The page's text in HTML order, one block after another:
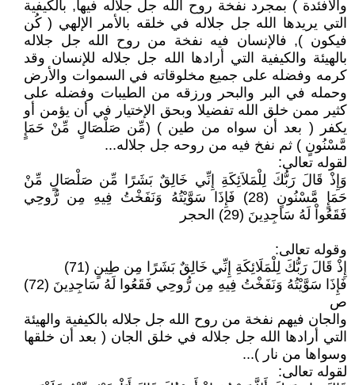
والأفئدة ) بمجرد نفخة روح الله جل جلاله فيها, بالكيفية
التي يريدها الله جل جلاله في خلقه بالأمر الإلهي ( كُن
فيكون ), فالإنسان فيه نفخة من روح الله جل جلاله
بالهيئة والكيفية التي أرادها الله جل جلاله للإنسان وقد
كرمه وفضله على جميع مخلوقاته في السموات والأرض
وحمله في البر والبحر ورزقه من الطيبات وفضله على
كثير ممن خلق الله تفضيلا وبحق الإختيار في أن يؤمن أو
يكفر ( بعد أن سواه من طين ) (مِّن صَلْصَالٍ مِّنْ حَمَإٍ
مَّسْنُونٍ ) ثم نفخ فيه من روحه جل جلاله...
لقوله تعالى:
وَإِذْ قَالَ رَبُّكَ لِلْمَلاَئِكَةِ إِنِّي خَالِقٌ بَشَرًا مِّن صَلْصَالٍ مِّنْ
حَمَإٍ مَّسْنُونٍ (28) فَإِذَا سَوَّيْتُهُ وَنَفَخْتُ فِيهِ مِن رُّوحِي
فَقَعُواْ لَهُ سَاجِدِينَ (29) الحجر
وقوله تعالى:
إِذْ قَالَ رَبُّكَ لِلْمَلَائِكَةِ إِنِّي خَالِقٌ بَشَرًا مِن طِينٍ (71)
فَإِذَا سَوَّيْتُهُ وَنَفَخْتُ فِيهِ مِن رُّوحِي فَقَعُوا لَهُ سَاجِدِينَ (72)
ص
والجان فيهم نفخة من روح الله جل جلاله بالكيفية والهيئة
التي أرادها الله جل جلاله في خلق الجان ( بعد أن خلقها
وسواها من نار )...
لقوله تعالى: